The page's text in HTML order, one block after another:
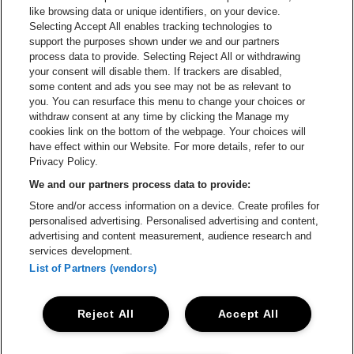
Ga naar de
Ga naar de website van Coca-Cola
Ga naar de website van
Ga naar
Ga naar de website van Champagne
Ga naar de website
Ga naar de website van Het
Ga naar de
Lotto Arena is een deel vanbe•at
Lotto Arena
Be-At Venues
Schijnpoortweg 119, 2170 Antwerpen
BTW (BE) 0461.051.688 - RPR Antwerpen
BNP Paribas Fortis - IBAN: BE93 2200 4925 0067 - BIC:
GEBABEBB
ProclaimerCookiesManage my cookiesPrivacy
like browsing data or unique identifiers, on your device.
Selecting Accept All enables tracking technologies to
support the purposes shown under we and our partners
process data to provide. Selecting Reject All or withdrawing
your consent will disable them. If trackers are disabled,
some content and ads you see may not be as relevant to
you. You can resurface this menu to change your choices or
withdraw consent at any time by clicking the Manage my
cookies link on the bottom of the webpage. Your choices will
have effect within our Website. For more details, refer to our
Privacy Policy.
We and our partners process data to provide:
Store and/or access information on a device. Create profiles for
personalised advertising. Personalised advertising and content,
advertising and content measurement, audience research and
services development.
List of Partners (vendors)
Accept All
Reject All